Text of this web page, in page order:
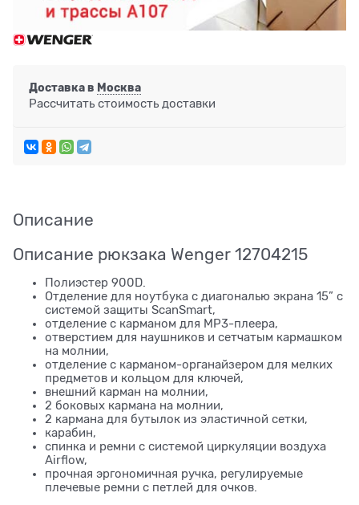
Доставка в Москва
Рассчитать стоимость доставки
Описание
Описание рюкзака Wenger 12704215
Полиэстер 900D.
Отделение для ноутбука с диагональю экрана 15” с
системой защиты ScanSmart,
отделение с карманом для MP3-плеера,
отверстием для наушников и сетчатым кармашком
на молнии,
отделение с карманом-органайзером для мелких
предметов и кольцом для ключей,
внешний карман на молнии,
2 боковых кармана на молнии,
2 кармана для бутылок из эластичной сетки,
карабин,
спинка и ремни с системой циркуляции воздуха
Airflow,
прочная эргономичная ручка, регулируемые
плечевые ремни с петлей для очков.